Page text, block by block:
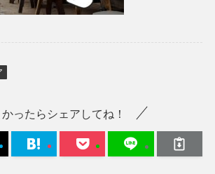
かったらシェアしてね！